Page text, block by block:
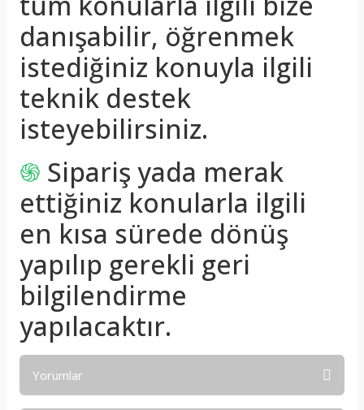
danışabilir, öğrenmek
istediğiniz konuyla ilgili
teknik destek
isteyebilirsiniz.
֍ Sipariş yada merak
ettiğiniz konularla ilgili
en kısa sürede dönüş
yapılıp gerekli geri
bilgilendirme
yapılacaktır.
Yorumlar